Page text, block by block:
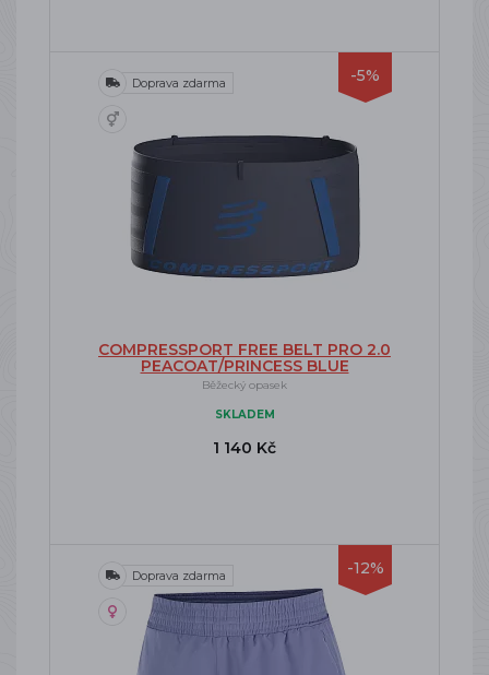
-5%
Doprava zdarma
COMPRESSPORT FREE BELT PRO 2.0
PEACOAT/PRINCESS BLUE
Běžecký opasek
SKLADEM
1 140 Kč
-12%
Doprava zdarma